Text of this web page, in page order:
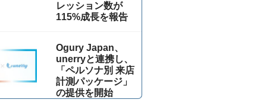
レッション数が
115%成⻑を報告
Ogury Japan、
unerryと連携し、
「ペルソナ別 来店
計測パッケージ」
の提供を開始